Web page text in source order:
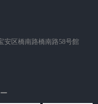
安区橋南路橋南路58号館